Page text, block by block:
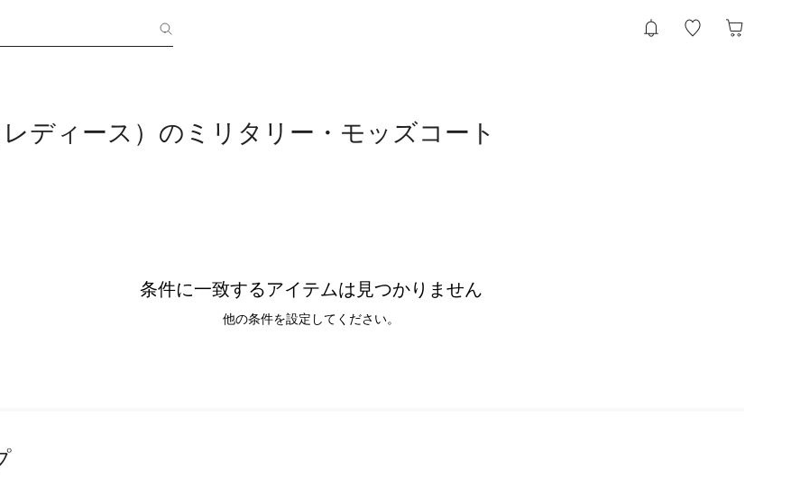
ディース）のミリタリー・モッズコート
条件に一致するアイテムは見つかりません
他の条件を設定してください。